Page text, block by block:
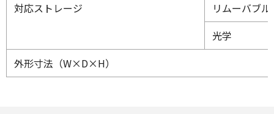
対応ストレージ
リムーバブル
光学
外形寸法（W×D×H）